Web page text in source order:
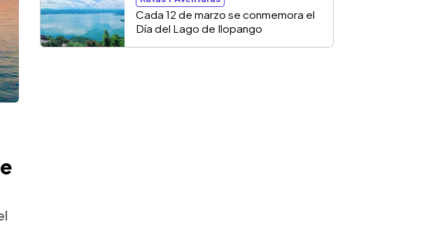
Cada 12 de marzo se conmemora el
Día del Lago de Ilopango